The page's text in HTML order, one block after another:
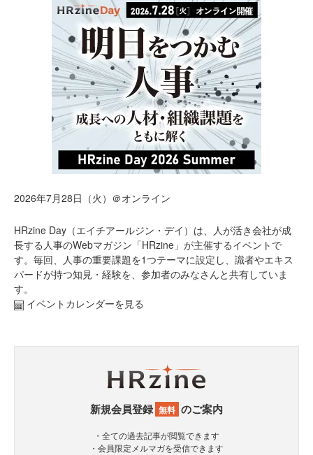
2026年7月28日（火）＠オンライン
HRzine Day（エイチアールジン・デイ）は、人が活き会社が成
長する人事のWebマガジン「HRzine」が主催するイベントで
す。毎回、人事の重要課題を1つテーマに設定し、識者やエキス
パードが持つ知見・経験を、参加者のみなさんと共有していま
す。
イベントカレンダーを見る
新規会員登録 無料 のご案内
・全ての過去記事が閲覧できます
・会員限定メルマガを受信できます